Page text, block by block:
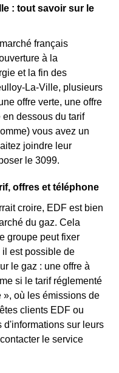
: tout savoir sur le
français
à la
et la fin des
La-Ville, plusieurs
offre verte, une offre
dessous du tarif
vous avez un
joindre leur
le 3099.
offres et téléphone
croire, EDF est bien
du gaz. Cela
groupe peut fixer
il est possible de
le gaz : une offre à
si le tarif réglementé
», où les émissions de
clients EDF ou
d'informations sur leurs
le service